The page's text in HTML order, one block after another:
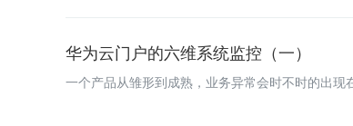
华为云门户的六维系统监控（一）
一个产品从雏形到成熟，业务异常会时不时的出现